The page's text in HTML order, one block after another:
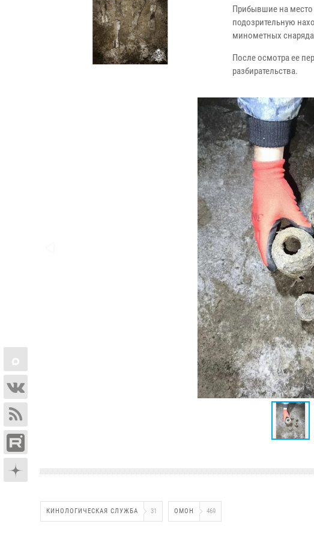
Прибывшие на место
подозрительную
минометных
После осмотра ее
разбирательства.
КИНОЛОГИЧЕСКАЯ СЛУЖБА 31 ОМОН 469